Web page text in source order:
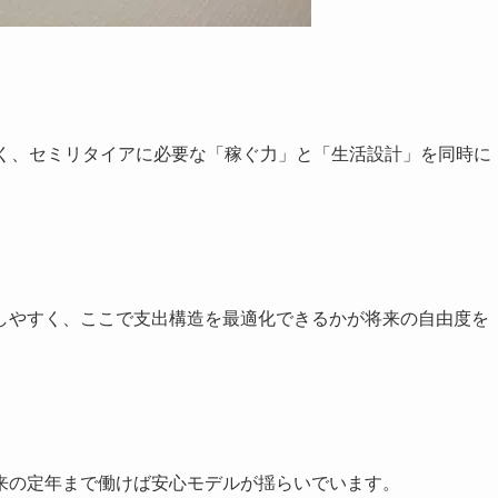
セミリタイアに必要な「稼ぐ力」と「生活設計」を同時に
すく、ここで支出構造を最適化できるかが将来の自由度を
定年まで働けば安心モデルが揺らいでいます。